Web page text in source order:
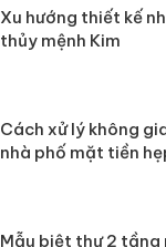
Xu hướng thiết kế
thủy mệnh Kim
Cách xử lý không
nhà phố mặt tiền
Mẫu biệt thự 2